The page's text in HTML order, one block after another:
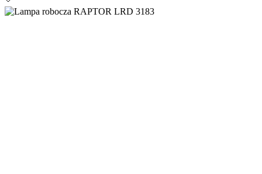
Zapisz moje preferencje